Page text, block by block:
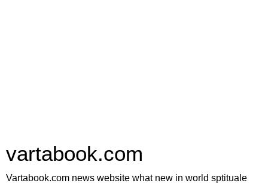
vartabook.com
Vartabook.com news website what new in world sptituale